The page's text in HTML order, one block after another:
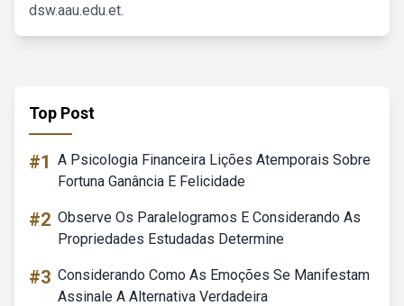
dsw.aau.edu.et.
Top Post
#1 A Psicologia Financeira Lições Atemporais Sobre
Fortuna Ganância E Felicidade
#2 Observe Os Paralelogramos E Considerando As
Propriedades Estudadas Determine
#3 Considerando Como As Emoções Se Manifestam
Assinale A Alternativa Verdadeira